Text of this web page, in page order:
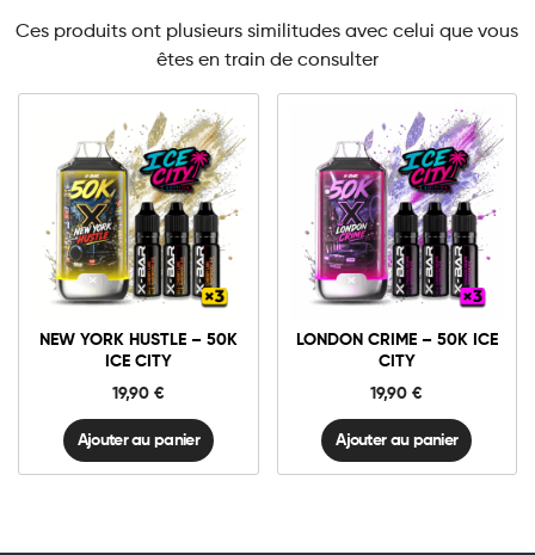
Ces produits ont plusieurs similitudes avec celui que vous
êtes en train de consulter
NEW YORK HUSTLE – 50K
ICE CITY
19,90 €
10mg 20mg
New
York
Hustle
50K
Ice
City
quantité
Ajouter au panier
LONDON CRIME – 50K ICE
CITY
19,90€
10mg 20mg
London
Crime
-
Ice
City
quantité
Ajouter au panier